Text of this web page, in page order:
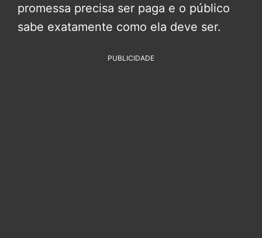
promessa precisa ser paga e o público
sabe exatamente como ela deve ser.
PUBLICIDADE